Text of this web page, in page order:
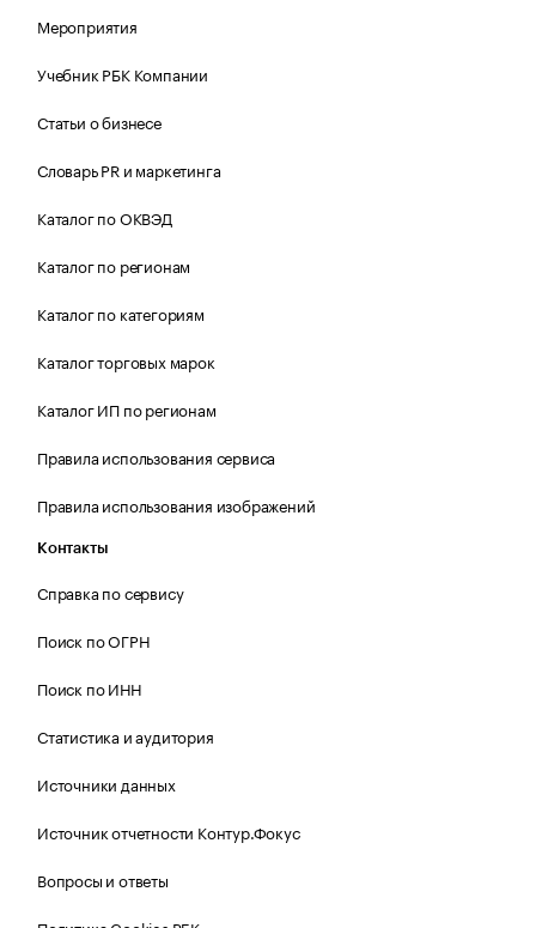
Мероприятия
Учебник РБК Компании
Статьи о бизнесе
Словарь PR и маркетинга
Каталог по ОКВЭД
Каталог по регионам
Каталог по категориям
Каталог торговых марок
Каталог ИП по регионам
Правила использования сервиса
Правила использования изображений
Контакты
Справка по сервису
Поиск по ОГРН
Поиск по ИНН
Статистика и аудитория
Источники данных
Источник отчетности Контур.Фокус
Вопросы и ответы